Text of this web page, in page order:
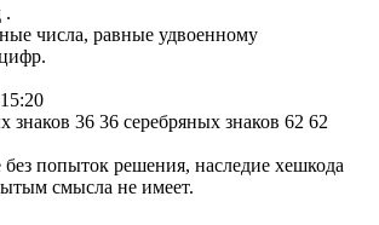
.
числа, равные удвоенному
знаков 36 36 серебряных знаков 62 62
попыток решения, наследие хешкода
смысла не имеет.